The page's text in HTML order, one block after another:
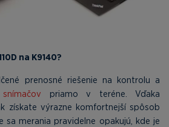
na K9140?
prenosné riešenie na kontrolu a
priamo v teréne. Vďaka
získate výrazne komfortnejší spôsob
sa merania pravidelne opakujú, kde je